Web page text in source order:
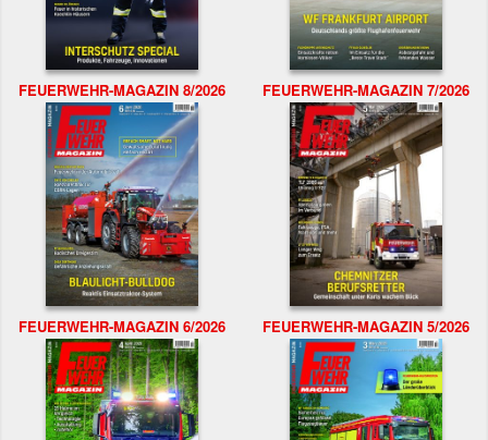
FEUERWEHR-MAGAZIN 8/2026 FEUERWEHR-MAGAZIN 7/2026
FEUERWEHR-MAGAZIN 6/2026 FEUERWEHR-MAGAZIN 5/2026